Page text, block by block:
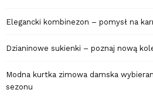
Elegancki kombinezon – pomysł na
Dzianinowe sukienki – poznaj nową
Modna kurtka zimowa damska
sezonu